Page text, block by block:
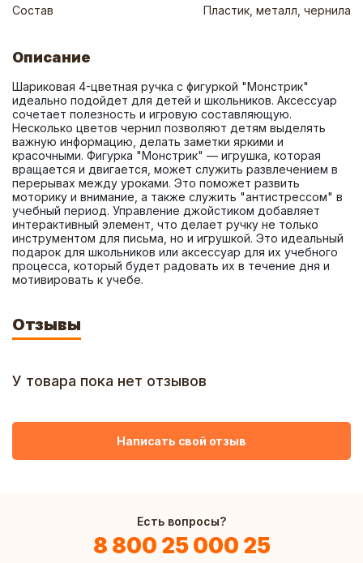
Состав
Пластик, металл, чернила
Описание
Шариковая 4-цветная ручка с фигуркой "Монстрик"
идеально подойдет для детей и школьников. Аксессуар
сочетает полезность и игровую составляющую.
Несколько цветов чернил позволяют детям выделять
важную информацию, делать заметки яркими и
красочными. Фигурка "Монстрик" — игрушка, которая
вращается и двигается, может служить развлечением в
перерывах между уроками. Это поможет развить
моторику и внимание, а также служить "антистрессом" в
учебный период. Управление джойстиком добавляет
интерактивный элемент, что делает ручку не только
инструментом для письма, но и игрушкой. Это идеальный
подарок для школьников или аксессуар для их учебного
процесса, который будет радовать их в течение дня и
мотивировать к учебе.
Отзывы
У товара пока нет отзывов
Написать свой отзыв
Есть вопросы?
8 800 25 000 25